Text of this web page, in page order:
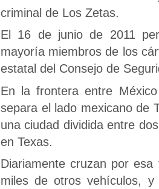
criminal de Los Zetas.
El 16 de junio de 2011
mayoría miembros de los
estatal del Consejo de
En la frontera entre
separa el lado mexicano de
una ciudad dividida entre
en Texas.
Diariamente cruzan por
miles de otros vehículos,